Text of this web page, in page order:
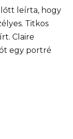
leírta, hogy
Titkos
Claire
egy portré